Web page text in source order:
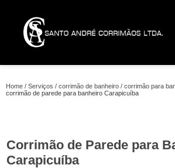
Home Serviços corrimão de banheiro
corrimão para
corrimão de parede para banheiro Carapicuíba
Corrimão de Parede para
Carapicuíba